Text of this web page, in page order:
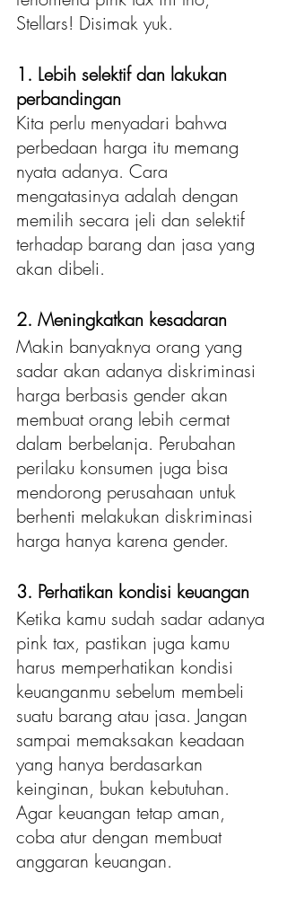
Stellars! Disimak yuk.
1. Lebih selektif dan lakukan
perbandingan
Kita perlu menyadari bahwa
perbedaan harga itu memang
nyata adanya. Cara
mengatasinya adalah dengan
memilih secara jeli dan selektif
terhadap barang dan jasa yang
akan dibeli.
2. Meningkatkan kesadaran
Makin banyaknya orang yang
sadar akan adanya diskriminasi
harga berbasis gender akan
membuat orang lebih cermat
dalam berbelanja. Perubahan
perilaku konsumen juga bisa
mendorong perusahaan untuk
berhenti melakukan diskriminasi
harga hanya karena gender.
3. Perhatikan kondisi keuangan
Ketika kamu sudah sadar adanya
pink tax, pastikan juga kamu
harus memperhatikan kondisi
keuanganmu sebelum membeli
suatu barang atau jasa. Jangan
sampai memaksakan keadaan
yang hanya berdasarkan
keinginan, bukan kebutuhan.
Agar keuangan tetap aman,
coba atur dengan membuat
anggaran keuangan.